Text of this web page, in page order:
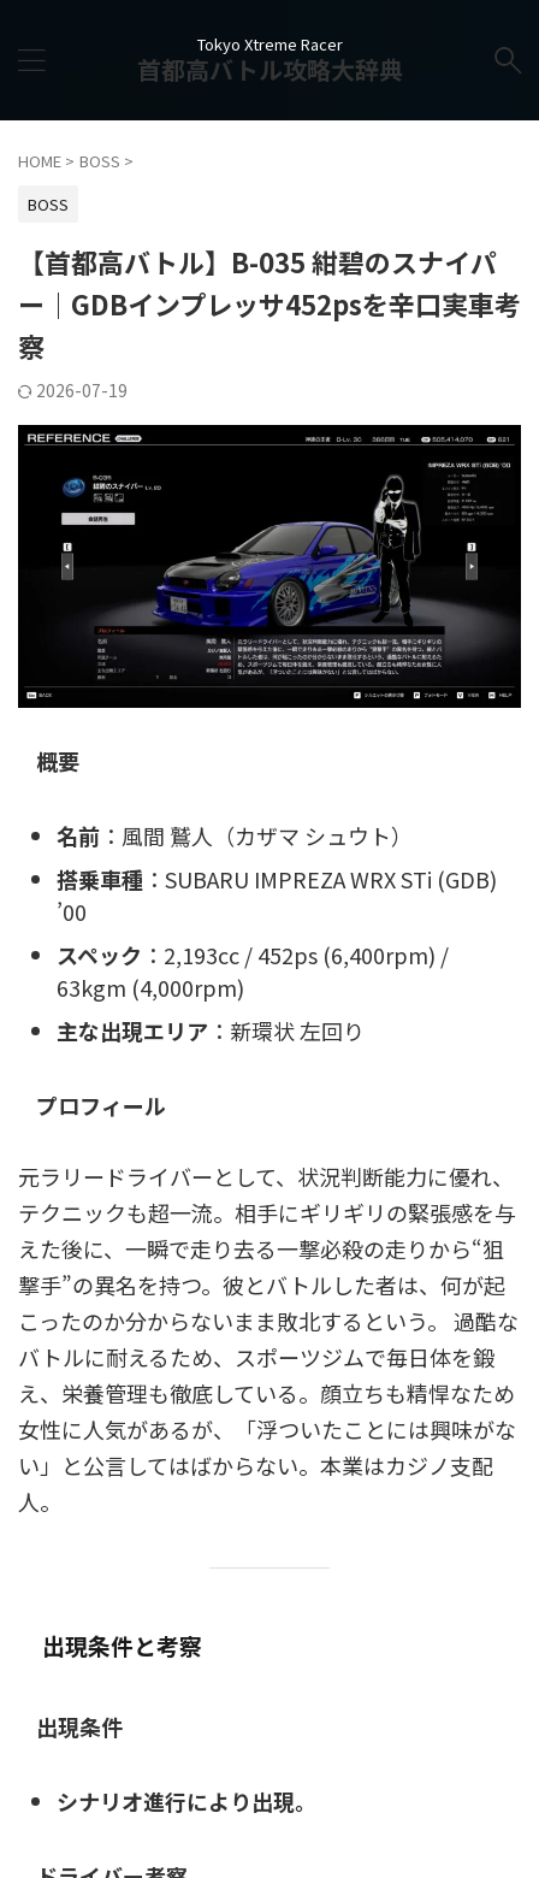
Tokyo Xtreme Racer
首都高バトル攻略大辞典
HOME > BOSS >
BOSS
【首都高バトル】B-035 紺碧のスナイパ
ー｜GDBインプレッサ452psを辛口実車考
察
2026-07-19
概要
名前 ：風間 鷲人（カザマ シュウト）
搭乗車種 ：SUBARU IMPREZA WRX STi (GDB)
’00
スペック ：2,193cc / 452ps (6,400rpm) /
63kgm (4,000rpm)
主な出現エリア ：新環状 左回り
プロフィール
元ラリードライバーとして、状況判断能力に優れ、
テクニックも超一流。相手にギリギリの緊張感を与
えた後に、一瞬で走り去る一撃必殺の走りから“狙
撃手”の異名を持つ。彼とバトルした者は、何が起
こったのか分からないまま敗北するという。 過酷な
バトルに耐えるため、スポーツジムで毎日体を鍛
え、栄養管理も徹底している。顔立ちも精悍なため
女性に人気があるが、「浮ついたことには興味がな
い」と公言してはばからない。本業はカジノ支配
人。
出現条件と考察
出現条件
シナリオ進行により出現。